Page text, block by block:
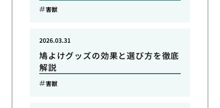
害獣
鳩よけグッズの効果と選び方を徹底
解説
2026.03.31
害獣